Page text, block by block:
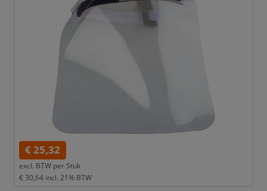
€ 25,32
excl. BTW per Stuk
€ 30,64 incl. 21% BTW